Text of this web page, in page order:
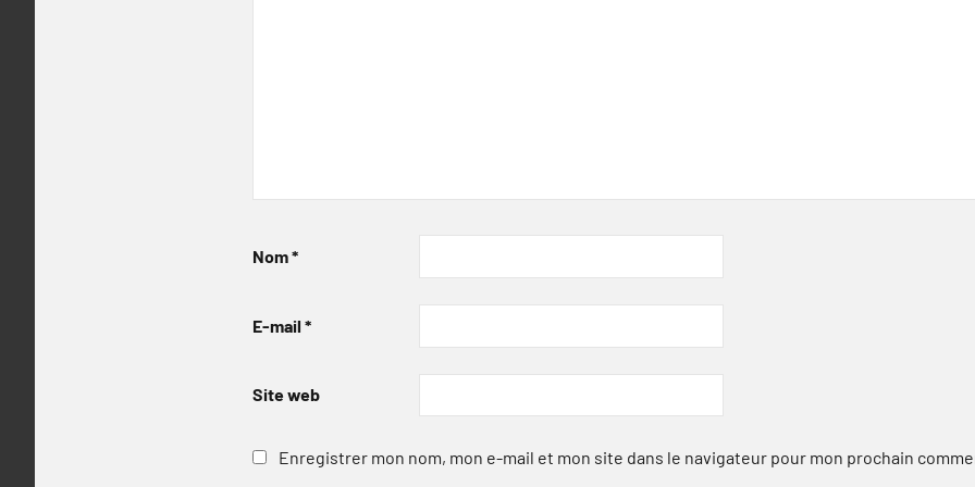
Nom*
E-mail *
Site web
Enregistrer mon nom, mon e-mail et mon site dans le navigateur pour mon prochain